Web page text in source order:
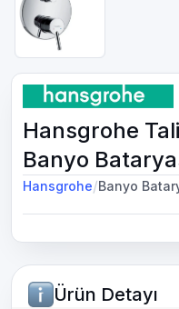
Hansgrohe
Banyo
Hansgrohe/Banyo
Ürün Detayı